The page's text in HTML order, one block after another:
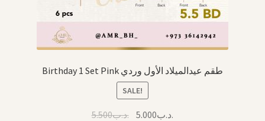
Birthday 1 Set Pink طقم عيدالميلاد الأول وردي
SALE!
.د.ب5.500
Original.د.ب5.000